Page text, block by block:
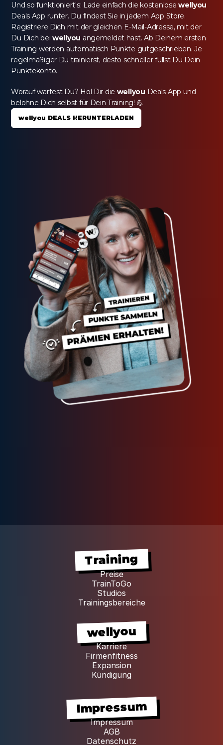
Und so funktioniert’s: Lade einfach die kostenlose wellyou
Deals App runter. Du findest Sie in jedem App Store.
Registriere Dich mit der gleichen E-Mail-Adresse, mit der
Du Dich bei wellyou angemeldet hast. Ab Deinem ersten
Training werden automatisch Punkte gutgeschrieben. Je
regelmäßiger Du trainierst, desto schneller füllst Du Dein
Punktekonto.
Worauf wartest Du? Hol Dir die wellyou Deals App und
belohne Dich selbst für Dein Training! 💪
wellyou DEALS HERUNTERLADEN
Training
Preise
TrainToGo
Studios
Trainingsbereiche
wellyou
Karriere
Firmenfitness
Expansion
Kündigung
Impressum
Impressum
AGB
Datenschutz